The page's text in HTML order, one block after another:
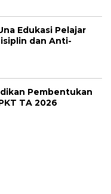
Edukasi Pelajar
dan Anti-
Pembentukan
TA 2026